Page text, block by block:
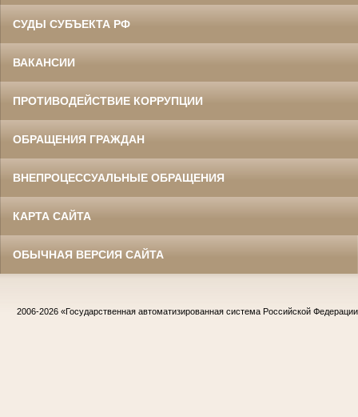
СУДЫ СУБЪЕКТА РФ
ВАКАНСИИ
ПРОТИВОДЕЙСТВИЕ КОРРУПЦИИ
ОБРАЩЕНИЯ ГРАЖДАН
ВНЕПРОЦЕССУАЛЬНЫЕ ОБРАЩЕНИЯ
КАРТА САЙТА
ОБЫЧНАЯ ВЕРСИЯ САЙТА
2006-2026 «Государственная автоматизированная система Российской